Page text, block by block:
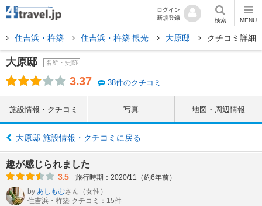
ログイン
新規登録
検索 MENU
住吉浜・杵築 住吉浜・杵築 観光 大原邸 クチコミ詳細
大原邸 名所・史跡
3.37 38件のクチコミ
施設情報・クチコミ 写真 地図・周辺情報
大原邸 施設情報・クチコミに戻る
趣が感じられました
3.5
旅行時期：2020/11（約6年前）
by あしもむさん （女性）
住吉浜・杵築 クチコミ：15件